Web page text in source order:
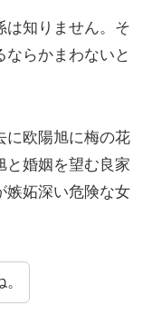
は知りません。そ
らかまわないと
に欧陽旭に梅の花
と婚姻を望む良家
嫉妬深い危険な女